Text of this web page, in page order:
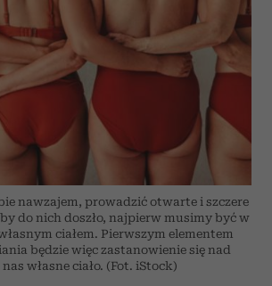
nawzajem, prowadzić otwarte i szczere
do nich doszło, najpierw musimy być w
ciałem. Pierwszym elementem
będzie więc zastanowienie się nad
własne ciało. (Fot. iStock)